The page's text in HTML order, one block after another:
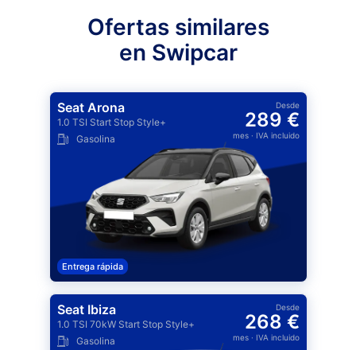
Ofertas similares
en Swipcar
Seat Arona
1.0 TSI Start Stop Style+
Gasolina
Desde
289 €
mes· IVA incluido
Entrega rápida
Seat Ibiza
1.0 TSI 70kW Start Stop Style+
Gasolina
Desde
268 €
mes· IVA incluido